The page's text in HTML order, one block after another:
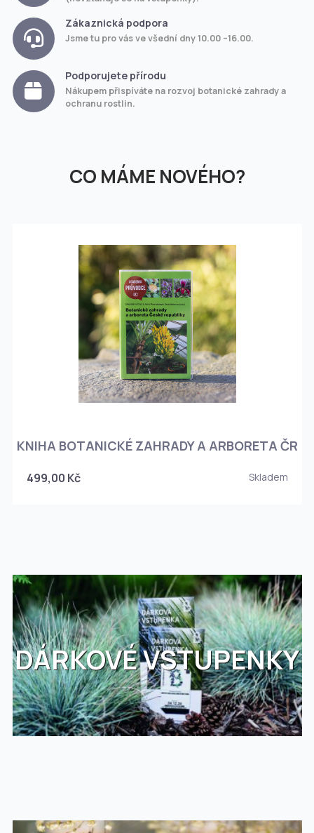
Zákaznická podpora
Jsme tu pro vás ve všední dny 10.00 –16.00.
Podporujete přírodu
Nákupem přispíváte na rozvoj botanické zahrady a
ochranu rostlin.
CO MÁME NOVÉHO?
KNIHA BOTANICKÉ ZAHRADY A ARBORETA ČR
499,00 Kč Skladem
DÁRKOVÉ VSTUPENKY